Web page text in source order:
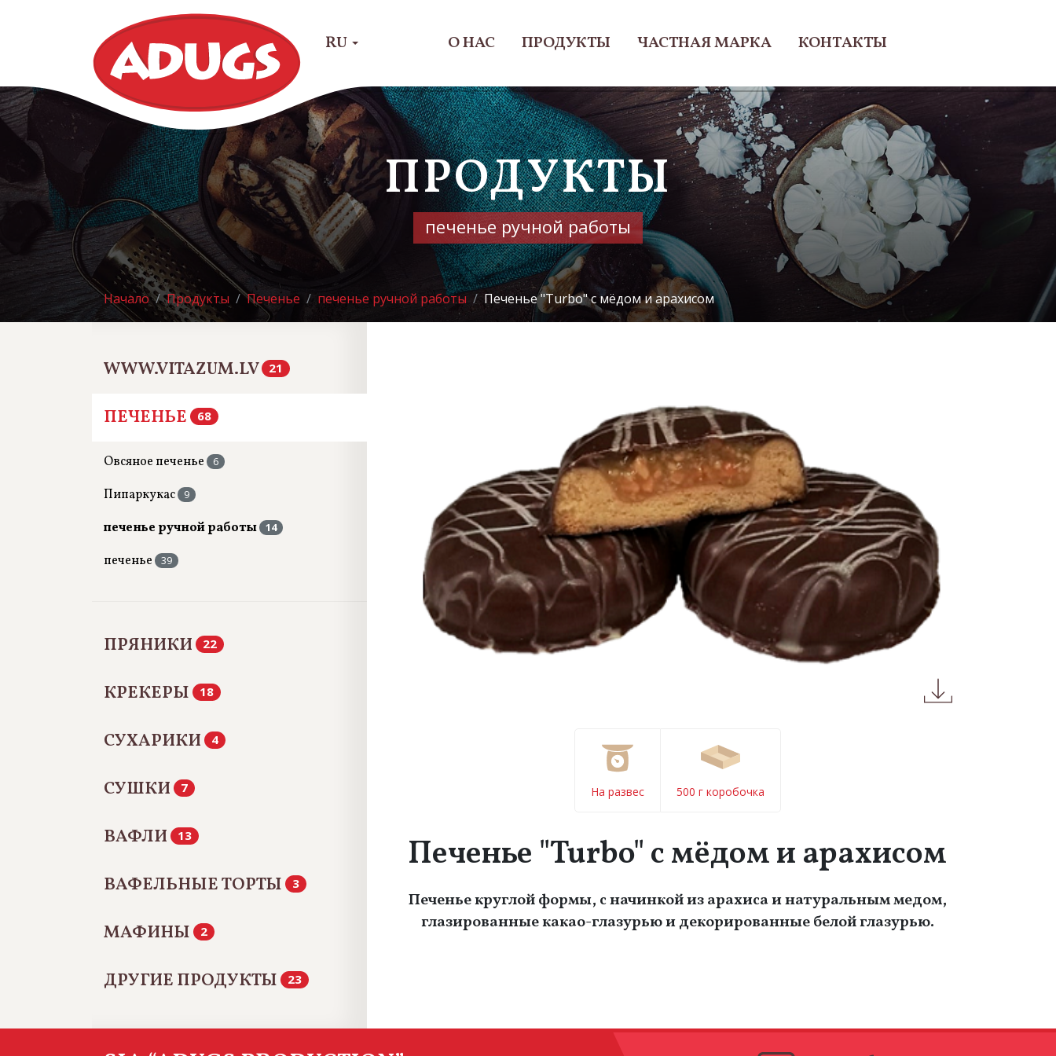
RU О НАС ПРОДУКТЫ ЧАСТНАЯ МАРКА КОНТАКТЫ
ПРОДУКТЫ
печенье ручной работы
Начало Продукты Печенье печенье ручной работы Печенье "Turbo" с мёдом и арахисом
WWW.VITAZUM.LV 21
ПЕЧЕНЬЕ 68
Овсяное печенье 6
Пипаркукас 9
печенье ручной работы 14
печенье 39
ПРЯНИКИ 22
КРЕКЕРЫ 18
СУХАРИКИ 4
СУШКИ 7
ВАФЛИ 13
ВАФЕЛЬНЫЕ ТОРТЫ 3
МАФИНЫ 2
ДРУГИЕ ПРОДУКТЫ 23
На развес 500 г коробочка
Печенье "Turbo" с мёдом и арахисом
Печенье круглой формы, с начинкой из арахиса и натуральным медом,
глазированные какао-глазурью и декорированные белой глазурью.